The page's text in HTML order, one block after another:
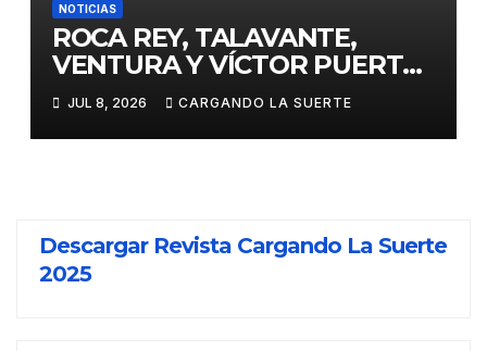
NOTICIAS
ROCA REY, TALAVANTE,
VENTURA Y VÍCTOR PUERTO,
EJES DE LA FERIA TAURINA
VIRGEN DEL PRADO 2026
JUL 8, 2026 CARGANDO LA SUERTE
Descargar Revista Cargando La Suerte
2025